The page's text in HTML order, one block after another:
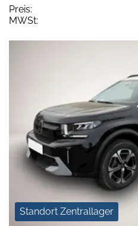
Preis:
MWSt:
Standort Zentrallager